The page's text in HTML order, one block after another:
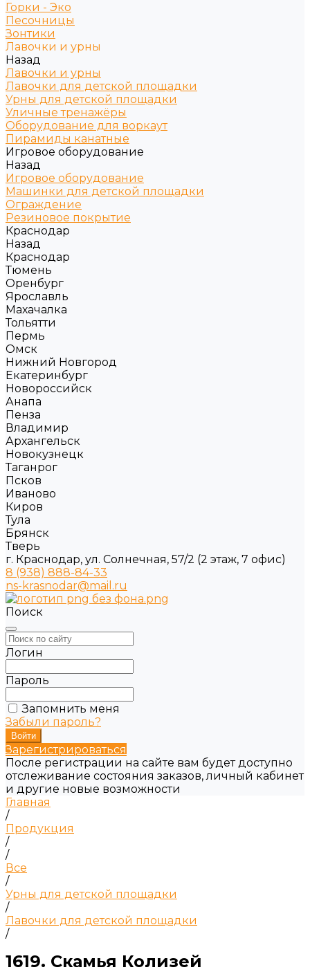
Горки - Эко
Песочницы
Зонтики
Лавочки и урны
Назад
Лавочки и урны
Лавочки для детской площадки
Урны для детской площадки
Уличные тренажёры
Оборудование для воркаут
Пирамиды канатные
Игровое оборудование
Назад
Игровое оборудование
Машинки для детской площадки
Ограждение
Резиновое покрытие
Краснодар
Назад
Краснодар
Тюмень
Оренбург
Ярославль
Махачалка
Тольятти
Пермь
Омск
Нижний Новгород
Екатеринбург
Новороссийск
Анапа
Пенза
Владимир
Архангельск
Новокузнецк
Таганрог
Псков
Иваново
Киров
Тула
Брянск
Тверь
г. Краснодар, ул. Солнечная, 57/2 (2 этаж, 7 офис)
8 (938) 888-84-33
ns-krasnodar@mail.ru
Поиск
Логин
Пароль
Запомнить меня
Забыли пароль?
Зарегистрироваться
После регистрации на сайте вам будет доступно
отслеживание состояния заказов, личный кабинет
и другие новые возможности
Главная
/
Продукция
/
/
Все
/
Урны для детской площадки
/
Лавочки для детской площадки
/
1619. Скамья Колизей